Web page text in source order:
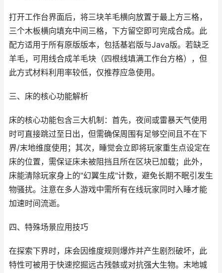
打开工作台界面后，将三块羊毛横向放置于最上方三格，
三个木板横向填充中间三格，下方留空即可完成合成。此
配方适用于所有原版版本，包括基岩版与Java版。若缺乏
羊毛，可用线合成羊毛块（四根线填满工作台方格），但
此方式材料利用率较低，仅推荐应急使用。
三、床的核心功能解析
床的核心功能包含三大机制：首先，夜间或雷暴天气使用
时可直接跳过至日出，但需确保周围有足够空间且不在下
界/末地维度使用；其次，睡觉会立即将玩家重生点设定在
床的位置，需保证床未被阻挡且所在区块已加载；此外，
床能清除玩家身上的"幻翼生成"计数，避免长期不眠引发生
物骚扰。注意在多人游戏中需所有在线玩家同时入睡才能
加速时间流逝。
四、特殊场景应用技巧
在探索下界时，床会因维度规则爆炸并产生剧烈破坏，此
特性可被用于快速挖掘远古残骸或对抗强大生物。末地城